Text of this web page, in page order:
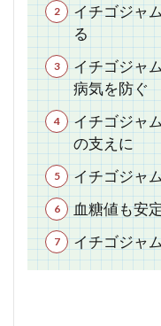
イチゴジャ
る
イチゴジャ
病気を防ぐ
イチゴジャ
の支えに
イチゴジャ
血糖値も安
イチゴジャ